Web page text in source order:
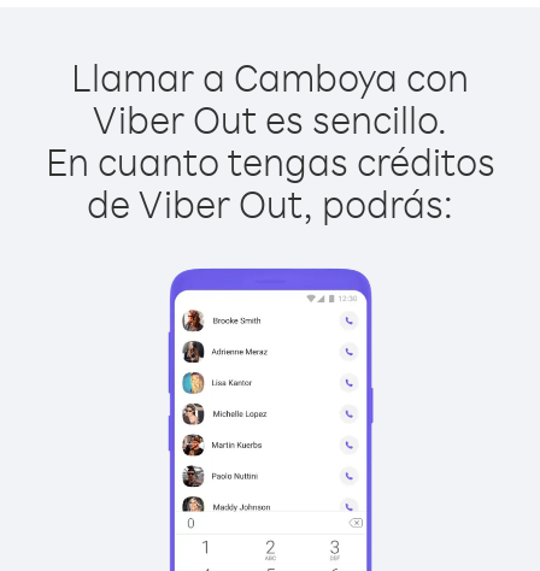
Llamar a Camboya con
Viber Out es sencillo.
En cuanto tengas créditos
de Viber Out, podrás: